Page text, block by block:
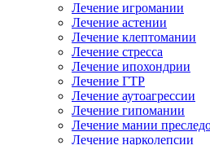
Лечение игромании
Лечение астении
Лечение клептомании
Лечение стресса
Лечение ипохондрии
Лечение ГТР
Лечение аутоагрессии
Лечение гипомании
Лечение мании
Лечение нарколепсии